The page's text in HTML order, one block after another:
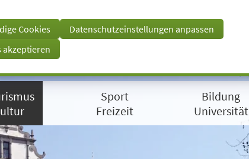
Cookies
Datenschutzeinstellungen anpassen
akzeptieren
Sport
Freizeit
Bildung
Universität